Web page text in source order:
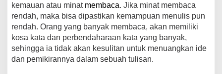
kemauan atau minat membaca. Jika minat membaca
rendah, maka bisa dipastikan kemampuan menulis pun
rendah. Orang yang banyak membaca, akan memiliki
kosa kata dan perbendaharaan kata yang banyak,
sehingga ia tidak akan kesulitan untuk menuangkan ide
dan pemikirannya dalam sebuah tulisan.